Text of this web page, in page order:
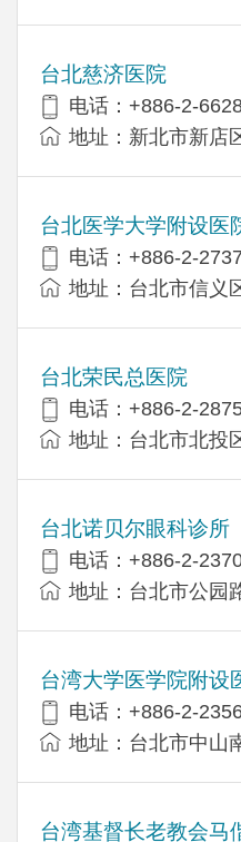
台北慈济医院
电话：+886-2-
地址：新北市新店
台北医学大学附设医
电话：+886-2-
地址：台北市信义
台北荣民总医院
电话：+886-2-
地址：台北市北投
台北诺贝尔眼科诊所
电话：+886-2-
地址：台北市公园
台湾大学医学院附设
电话：+886-2-
地址：台北市中山
台湾基督长老教会马